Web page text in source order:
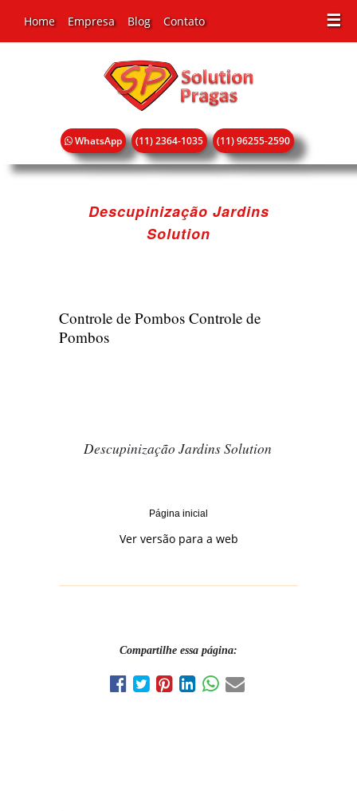
☰
Home Empresa Blog Contato
WhatsApp (11) 2364-1035 (11) 96255-2590
Descupinização Jardins
Solution
Controle de Pombos Controle de
Pombos
Descupinização Jardins Solution
Página inicial
Ver versão para a web
Compartilhe essa página: